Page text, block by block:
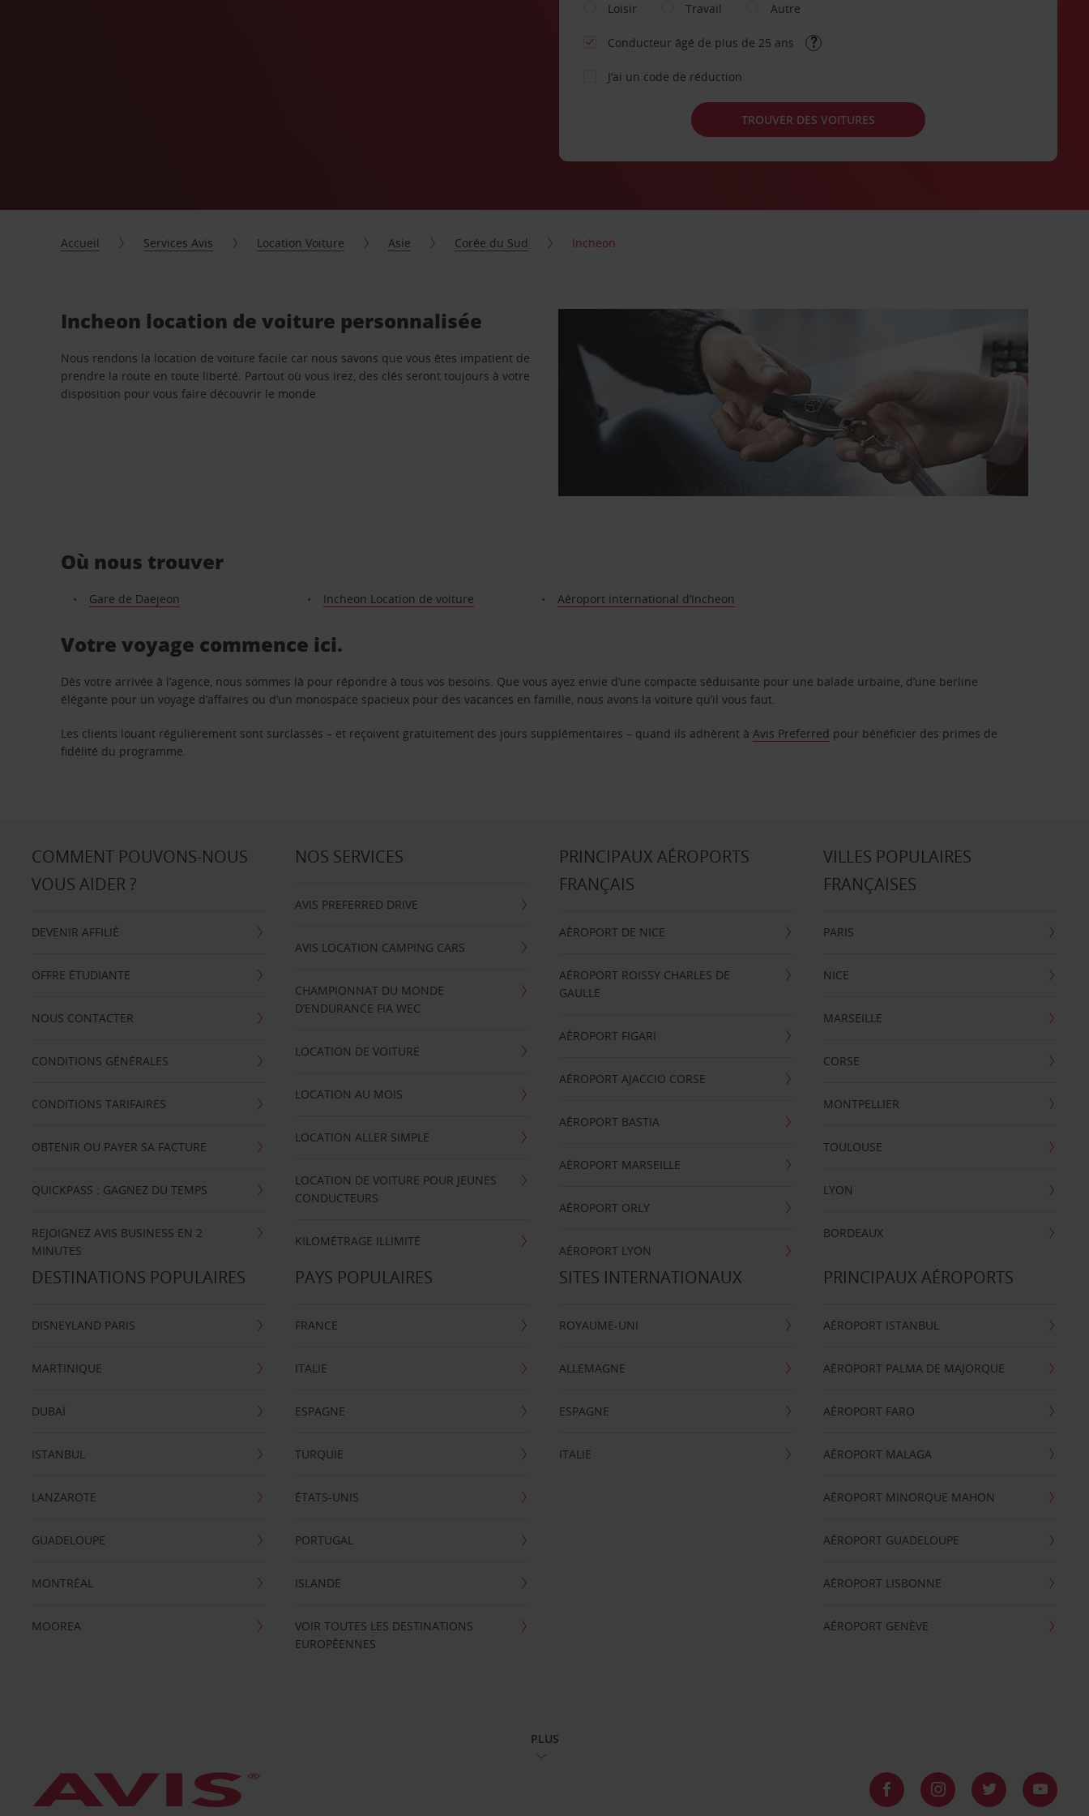
Loisir
Travail Autre
Conducteur âgé de plus de 25 ans
J’ai un code de réduction
TROUVER DES VOITURES
Accueil Services Avis Location Voiture Asie Corée du Sud Incheon
Incheon location de voiture personnalisée
Nous rendons la location de voiture facile car nous savons que vous êtes impatient de
prendre la route en toute liberté. Partout où vous irez, des clés seront toujours à votre
disposition pour vous faire découvrir le monde.
Où nous trouver
Gare de Daejeon Incheon Location de voiture Aéroport international d’Incheon
Votre voyage commence ici.
Dès votre arrivée à l’agence, nous sommes là pour répondre à tous vos besoins. Que vous ayez envie d’une compacte séduisante pour une balade urbaine, d’une berline
élégante pour un voyage d’affaires ou d’un monospace spacieux pour des vacances en famille, nous avons la voiture qu’il vous faut.
Les clients louant régulièrement sont surclassés – et reçoivent gratuitement des jours supplémentaires – quand ils adhèrent àAvis Preferred pour bénéficier des primes de
fidélité du programme.
COMMENT POUVONS-NOUS
VOUS AIDER ?
DEVENIR AFFILIÉ
OFFRE ÉTUDIANTE
NOUS CONTACTER
CONDITIONS GÉNÉRALES
CONDITIONS TARIFAIRES
OBTENIR OU PAYER SA FACTURE
QUICKPASS : GAGNEZ DU TEMPS
REJOIGNEZ AVIS BUSINESS EN 2
MINUTES
NOS SERVICES
AVIS PREFERRED DRIVE
AVIS LOCATION CAMPING CARS
CHAMPIONNAT DU MONDE
D’ENDURANCE FIA WEC
LOCATION DE VOITURE
LOCATION AU MOIS
LOCATION ALLER SIMPLE
LOCATION DE VOITURE POUR JEUNES
CONDUCTEURS
KILOMÉTRAGE ILLIMITÉ
PRINCIPAUX AÉROPORTS
FRANÇAIS
AÉROPORT DE NICE
AÉROPORT ROISSY CHARLES DE
GAULLE
AÉROPORT FIGARI
AÉROPORT AJACCIO CORSE
AÉROPORT BASTIA
AÉROPORT MARSEILLE
AÉROPORT ORLY
AÉROPORT LYON
VILLES POPULAIRES
FRANÇAISES
PARIS
NICE
MARSEILLE
CORSE
MONTPELLIER
TOULOUSE
LYON
BORDEAUX
DESTINATIONS POPULAIRES
DISNEYLAND PARIS
MARTINIQUE
DUBAÏ
ISTANBUL
LANZAROTE
GUADELOUPE
MONTRÉAL
MOOREA
PAYS POPULAIRES
FRANCE
ITALIE
ESPAGNE
TURQUIE
ÉTATS-UNIS
PORTUGAL
ISLANDE
VOIR TOUTES LES DESTINATIONS
EUROPÉENNES
SITES INTERNATIONAUX
ROYAUME-UNI
ALLEMAGNE
ESPAGNE
ITALIE
PRINCIPAUX AÉROPORTS
AÉROPORT ISTANBUL
AÉROPORT PALMA DE MAJORQUE
AÉROPORT FARO
AÉROPORT MALAGA
AÉROPORT MINORQUE MAHON
AÉROPORT GUADELOUPE
AÉROPORT LISBONNE
AÉROPORT GENÈVE
PLUS